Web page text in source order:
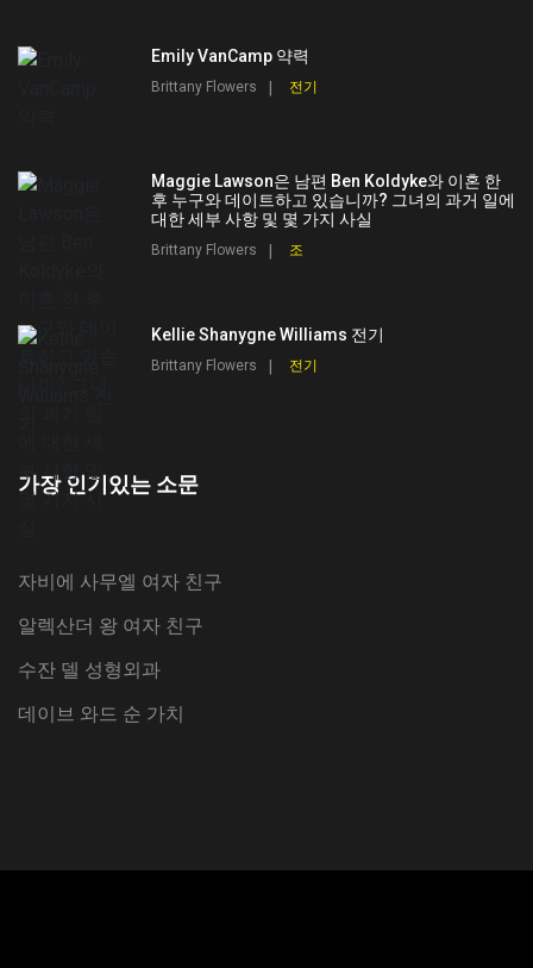
Emily VanCamp 약력
Brittany Flowers 전기
Maggie Lawson은 남편 Ben Koldyke와 이혼 한
후 누구와 데이트하고 있습니까? 그녀의 과거 일에
대한 세부 사항 및 몇 가지 사실
Brittany Flowers 조
Kellie Shanygne Williams 전기
Brittany Flowers 전기
가장 인기있는 소문
자비에 사무엘 여자 친구
알렉산더 왕 여자 친구
수잔 델 성형외과
데이브 와드 순 가치